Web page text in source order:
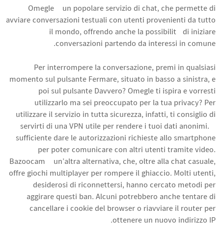
Omegle è un popolare servizio di chat, che permette di
avviare conversazioni testuali con utenti provenienti da tutto
il mondo, offrendo anche la possibilità di iniziare
conversazioni partendo da interessi in comune.
Per interrompere la conversazione, premi in qualsiasi
momento sul pulsante Fermare, situato in basso a sinistra, e
poi sul pulsante Davvero? Omegle ti ispira e vorresti
utilizzarlo ma sei preoccupato per la tua privacy? Per
utilizzare il servizio in tutta sicurezza, infatti, ti consiglio di
servirti di una VPN utile per rendere i tuoi dati anonimi. È
sufficiente dare le autorizzazioni richieste allo smartphone
per poter comunicare con altri utenti tramite video.
Bazoocam è un’altra alternativa, che, oltre alla chat casuale,
offre giochi multiplayer per rompere il ghiaccio. Molti utenti,
desiderosi di riconnettersi, hanno cercato metodi per
aggirare questi ban. Alcuni potrebbero anche tentare di
cancellare i cookie del browser o riavviare il router per
ottenere un nuovo indirizzo IP.